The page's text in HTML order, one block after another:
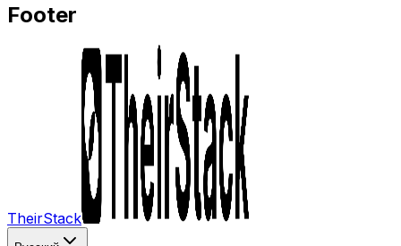
Footer
TheirStack